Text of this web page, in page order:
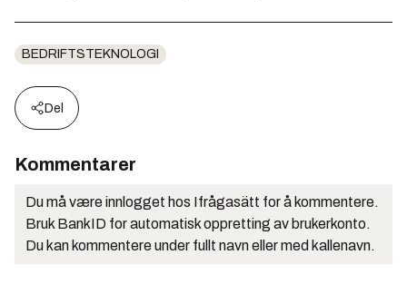
BEDRIFTSTEKNOLOGI
Del
Kommentarer
Du må være innlogget hos Ifrågasätt for å kommentere.
Bruk BankID for automatisk oppretting av brukerkonto.
Du kan kommentere under fullt navn eller med kallenavn.